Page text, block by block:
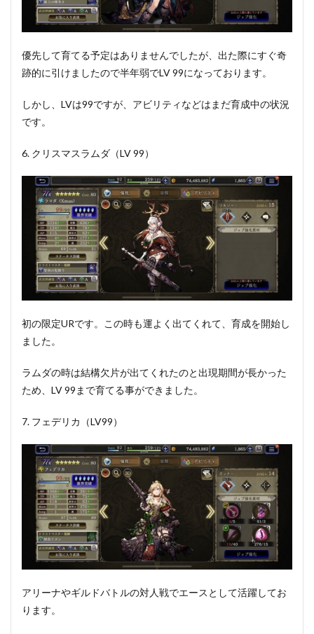
優先して育てる予定はありませんでしたが、出た際にすぐ奇
跡的に引けましたので半年弱でLV 99になっております。
しかし、LVは99ですが、アビリティなどはまだ育成中の状況
です。
6. クリスマスラムダ（LV 99）
初の限定URです。この時も運よく出てくれて、育成を開始し
ました。
ラムダの時は結構欠片が出てくれたのと出現期間が長かった
ため、LV 99まで育てる事ができました。
7. フェデリカ（LV99）
アリーナやギルドバトルの対人戦でエースとして活躍してお
ります。